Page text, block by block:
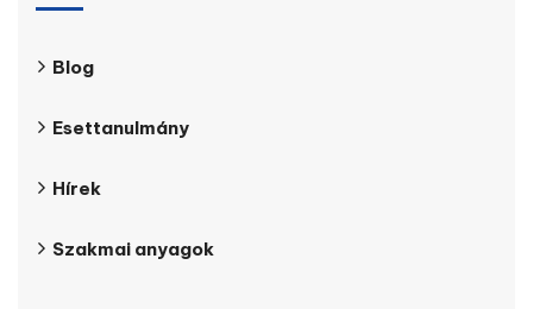
Blog
Esettanulmány
Hírek
Szakmai anyagok